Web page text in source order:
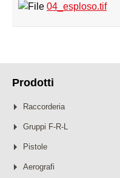
04_esploso.tif
Prodotti
Raccorderia
Gruppi F-R-L
Pistole
Aerografi